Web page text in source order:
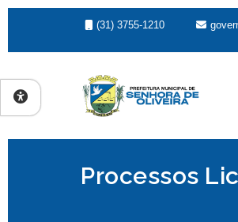
(31) 3755-1210
Processos